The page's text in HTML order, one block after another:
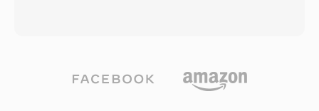
변 비트레이트 인코딩을 지원합니다. 뛰어난 장점